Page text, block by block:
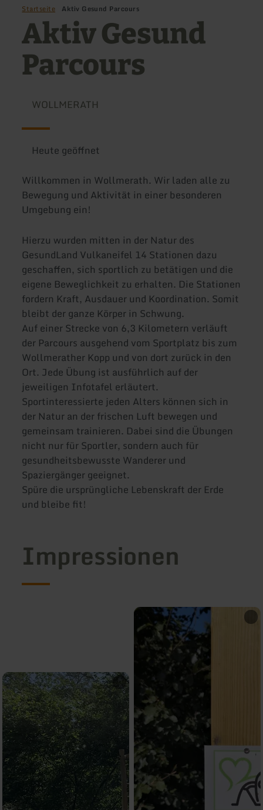
Startseite Aktiv Gesund Parcours
Aktiv Gesund
Parcours
WOLLMERATH
Heute geöffnet
Willkommen in Wollmerath. Wir laden alle zu
Bewegung und Aktivität in einer besonderen
Umgebung ein!
Hierzu wurden mitten in der Natur des
GesundLand Vulkaneifel 14 Stationen dazu
geschaffen, sich sportlich zu betätigen und die
eigene Beweglichkeit zu erhalten. Die Stationen
fordern Kraft, Ausdauer und Koordination. Somit
bleibt der ganze Körper in Schwung.
Auf einer Strecke von 6,3 Kilometern verläuft
der Parcours ausgehend vom Sportplatz bis zum
Wollmerather Kopp und von dort zurück in den
Ort. Jede Übung ist ausführlich auf der
jeweiligen Infotafel erläutert.
Sportinteressierte jeden Alters können sich in
der Natur an der frischen Luft bewegen und
gemeinsam trainieren. Dabei sind die Übungen
nicht nur für Sportler, sondern auch für
gesundheitsbewusste Wanderer und
Spaziergänger geeignet.
Spüre die ursprüngliche Lebenskraft der Erde
und bleibe fit!
Impressionen